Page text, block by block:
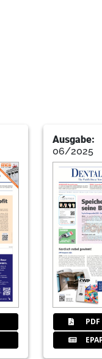
auf der IDS
bringt
Ausgabe:
06/2025
PDF